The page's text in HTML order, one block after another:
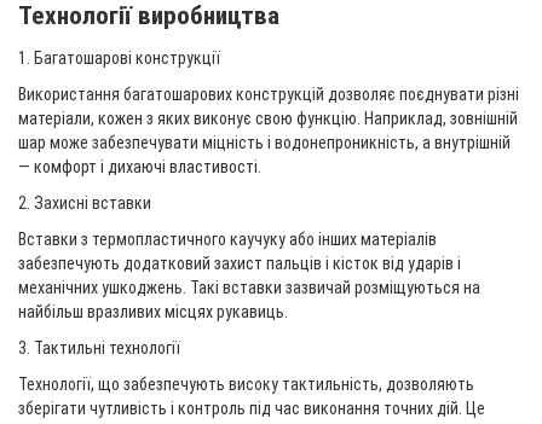
Технології виробництва
1. Багатошарові конструкції
Використання багатошарових конструкцій дозволяє поєднувати різні
матеріали, кожен з яких виконує свою функцію. Наприклад, зовнішній
шар може забезпечувати міцність і водонепроникність, а внутрішній
— комфорт і дихаючі властивості.
2. Захисні вставки
Вставки з термопластичного каучуку або інших матеріалів
забезпечують додатковий захист пальців і кісток від ударів і
механічних ушкоджень. Такі вставки зазвичай розміщуються на
найбільш вразливих місцях рукавиць.
3. Тактильні технології
Технології, що забезпечують високу тактильність, дозволяють
зберігати чутливість і контроль під час виконання точних дій. Це